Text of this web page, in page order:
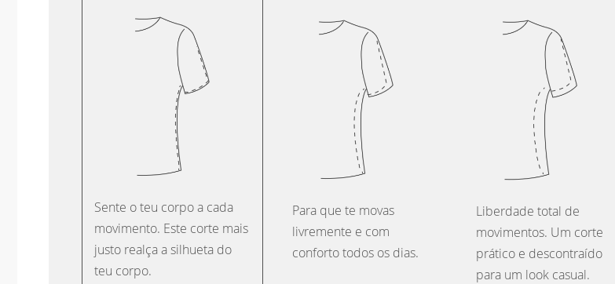
Sente o teu corpo a cada
movimento. Este corte mais
justo realça a silhueta do
teu corpo.
Para que te movas
livremente e com
conforto todos os dias.
Liberdade total de
movimentos. Um corte
prático e descontraído
para um look casual.